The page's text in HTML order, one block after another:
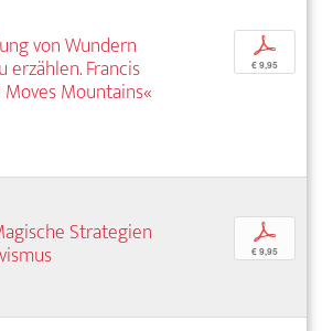
von Wundern
erzählen. Francis
Mountains«
p
€ 9,95
Strategien
p
€ 9,95